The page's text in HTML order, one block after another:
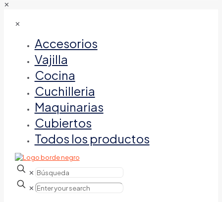
✕
✕
Accesorios
Vajilla
Cocina
Cuchilleria
Maquinarias
Cubiertos
Todos los productos
✕
✕